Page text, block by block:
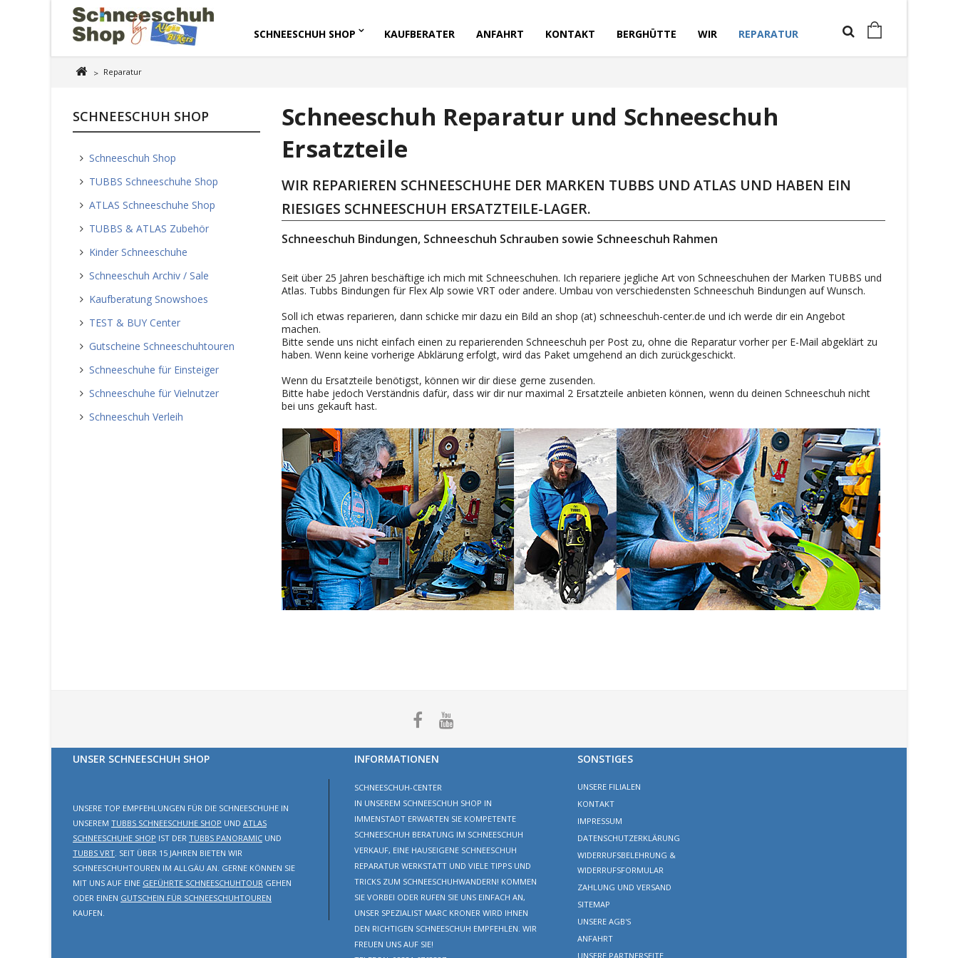
SCHNEESCHUH SHOP KAUFBERATER ANFAHRT KONTAKT BERGHÜTTE WIR REPARATUR
> Reparatur
SCHNEESCHUH SHOP
Schneeschuh Shop
TUBBS Schneeschuhe Shop
ATLAS Schneeschuhe Shop
TUBBS & ATLAS Zubehör
Kinder Schneeschuhe
Schneeschuh Archiv / Sale
Kaufberatung Snowshoes
TEST & BUY Center
Gutscheine Schneeschuhtouren
Schneeschuhe für Einsteiger
Schneeschuhe für Vielnutzer
Schneeschuh Verleih
Schneeschuh Reparatur und Schneeschuh
Ersatzteile
WIR REPARIEREN SCHNEESCHUHE DER MARKEN TUBBS UND ATLAS UND HABEN EIN
RIESIGES SCHNEESCHUH ERSATZTEILE-LAGER.
Schneeschuh Bindungen, Schneeschuh Schrauben sowie Schneeschuh Rahmen
Seit über 25 Jahren beschäftige ich mich mit Schneeschuhen. Ich repariere jegliche Art von Schneeschuhen der Marken TUBBS und
Atlas. Tubbs Bindungen für Flex Alp sowie VRT oder andere. Umbau von verschiedensten Schneeschuh Bindungen auf Wunsch.
Soll ich etwas reparieren, dann schicke mir dazu ein Bild an shop (at) schneeschuh-center.de und ich werde dir ein Angebot
machen.
Bitte sende uns nicht einfach einen zu reparierenden Schneeschuh per Post zu, ohne die Reparatur vorher per E-Mail abgeklärt zu
haben. Wenn keine vorherige Abklärung erfolgt, wird das Paket umgehend an dich zurückgeschickt.
Wenn du Ersatzteile benötigst, können wir dir diese gerne zusenden.
Bitte habe jedoch Verständnis dafür, dass wir dir nur maximal 2 Ersatzteile anbieten können, wenn du deinen Schneeschuh nicht
bei uns gekauft hast.
UNSER SCHNEESCHUH SHOP
UNSERE TOP EMPFEHLUNGEN FÜR DIE SCHNEESCHUHE IN
UNSEREM TUBBS SCHNEESCHUHE SHOP UND ATLAS
SCHNEESCHUHE SHOP IST DER TUBBS PANORAMIC UND
TUBBS VRT. SEIT ÜBER 15 JAHREN BIETEN WIR
SCHNEESCHUHTOUREN IM ALLGÄU AN. GERNE KÖNNEN SIE
MIT UNS AUF EINE GEFÜHRTE SCHNEESCHUHTOUR GEHEN
ODER EINEN GUTSCHEIN FÜR SCHNEESCHUHTOUREN
KAUFEN.
INFORMATIONEN
SCHNEESCHUH-CENTER
IN UNSEREM SCHNEESCHUH SHOP IN
IMMENSTADT ERWARTEN SIE KOMPETENTE
SCHNEESCHUH BERATUNG IM SCHNEESCHUH
VERKAUF, EINE HAUSEIGENE SCHNEESCHUH
REPARATUR WERKSTATT UND VIELE TIPPS UND
TRICKS ZUM SCHNEESCHUHWANDERN! KOMMEN
SIE VORBEI ODER RUFEN SIE UNS EINFACH AN,
UNSER SPEZIALIST MARC KRONER WIRD IHNEN
DEN RICHTIGEN SCHNEESCHUH EMPFEHLEN. WIR
SONSTIGES
UNSERE FILIALEN
KONTAKT
IMPRESSUM
DATENSCHUTZERKLÄRUNG
WIDERRUFSBELEHRUNG &
WIDERRUFSFORMULAR
ZAHLUNG UND VERSAND
SITEMAP
UNSERE AGB'S
ANFAHRT
UNSERE PARTNERSEITE